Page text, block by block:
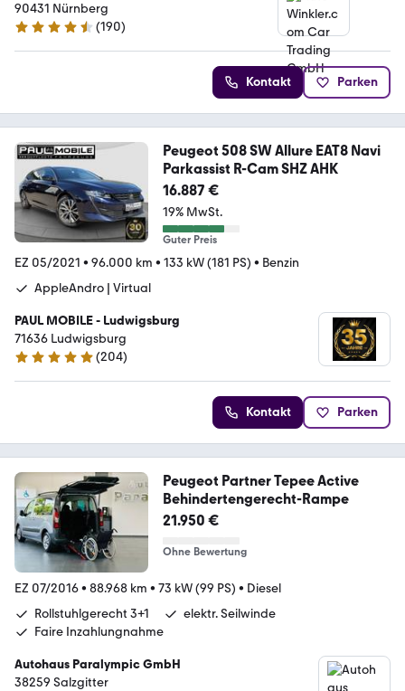
90431 Nürnberg
4.5 Sterne
(190)
Kontakt Parken
Peugeot 508 SW Allure EAT8 Navi
Parkassist R-Cam SHZ AHK
16.887 €
19% MwSt.
Guter Preis
EZ 05/2021 • 96.000 km • 133 kW (181 PS) • Benzin
AppleAndro | Virtual
PAUL MOBILE - Ludwigsburg
71636 Ludwigsburg
4.9 Sterne
(204)
Kontakt Parken
Peugeot Partner Tepee Active
Behindertengerecht-Rampe
21.950 €
Ohne Bewertung
EZ 07/2016• 88.968 km • 73 kW (99 PS) • Diesel
Rollstuhlgerecht 3+1
elektr. Seilwinde
Faire Inzahlungnahme
Autohaus Paralympic GmbH
38259 Salzgitter